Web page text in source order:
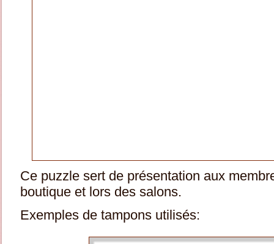
Ce puzzle sert de présentation aux
boutique et lors des salons.
Exemples de tampons utilisés: